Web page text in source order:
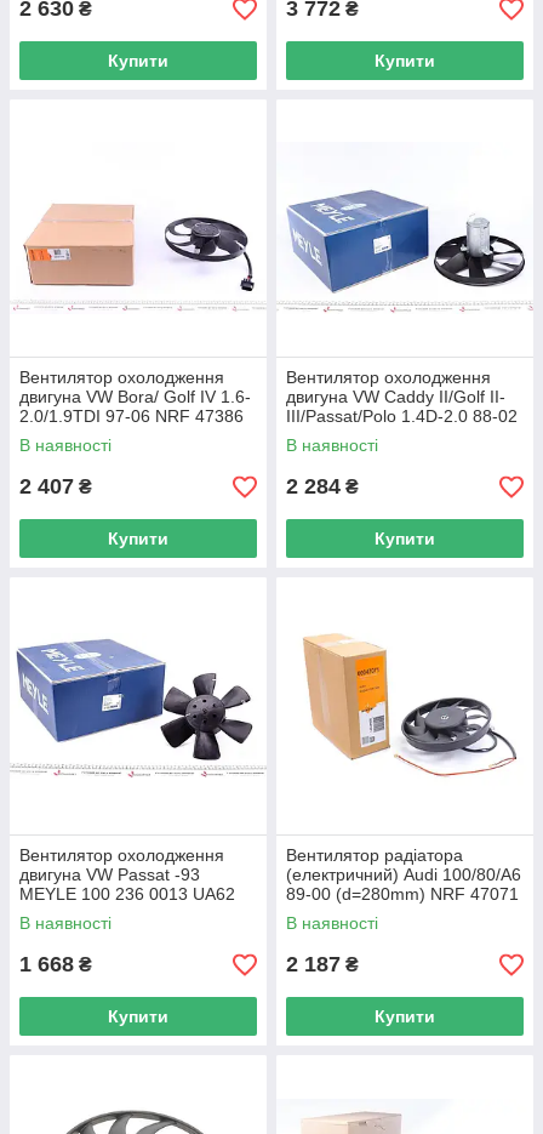
2 630 ₴
Купити
3 772 ₴
Купити
Вентилятор охолодження
двигуна VW Bora/ Golf IV 1.6-
2.0/1.9TDI 97-06 NRF 47386
UA62
В наявності
2 407 ₴
Купити
Вентилятор охолодження
двигуна VW Caddy II/Golf II-
III/Passat/Polo 1.4D-2.0 88-02
MEYLE 100 236 0017 UA62
В наявності
2 284 ₴
Купити
Вентилятор охолодження
двигуна VW Passat -93
MEYLE 100 236 0013 UA62
В наявності
1 668 ₴
Купити
Вентилятор радіатора
(електричний) Audi 100/80/A6
89-00 (d=280mm) NRF 47071
UA62
В наявності
2 187 ₴
Купити